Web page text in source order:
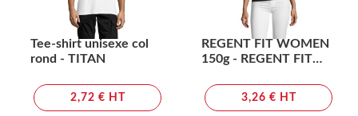
Tee-shirt unisexe col
rond - TITAN
2,72 € HT
REGENT FIT WOMEN
150g - REGENT FIT
3,26 € HT